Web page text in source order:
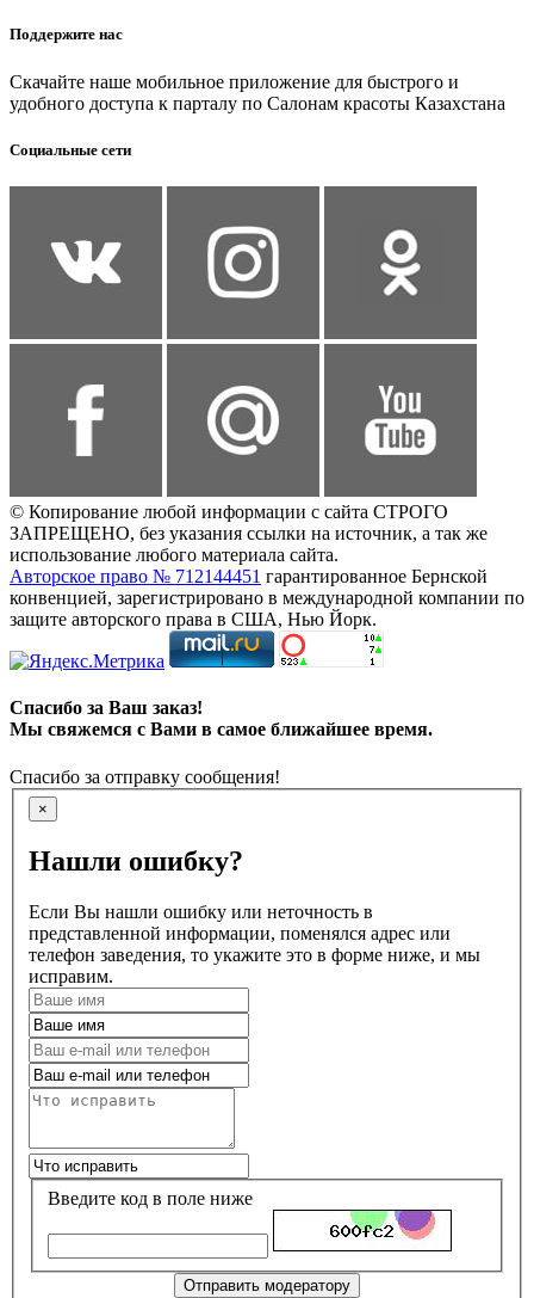
Поддержите нас
Скачайте наше мобильное приложение для быстрого и
удобного доступа к парталу по Салонам красоты Казахстана
Социальные сети
© Копирование любой информации с сайта СТРОГО
ЗАПРЕЩЕНО, без указания ссылки на источник, а так же
использование любого материала сайта.
Авторское право № 712144451 гарантированное Бернской
конвенцией, зарегистрировано в международной компании по
защите авторского права в США, Нью Йорк.
Спасибо за Ваш заказ!
Мы свяжемся с Вами в самое ближайшее время.
Спасибо за отправку сообщения!
×
Нашли ошибку?
Если Вы нашли ошибку или неточность в
представленной информации, поменялся адрес или
телефон заведения, то укажите это в форме ниже, и мы
исправим.
Введите код в поле ниже
Отправить модератору